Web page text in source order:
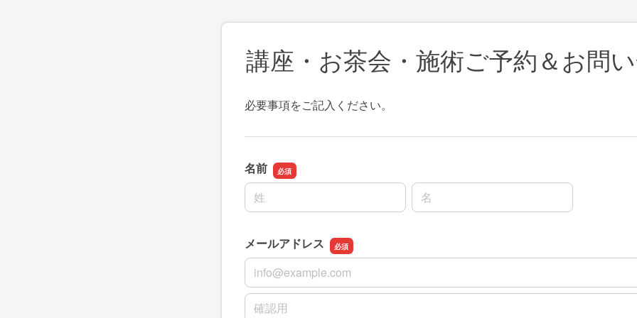
講座・お茶会・施術ご予約＆お問
必要事項をご記入ください。
名前
名前の姓
名前の名
メールアドレス
メールアドレス
メールアドレスの確認用